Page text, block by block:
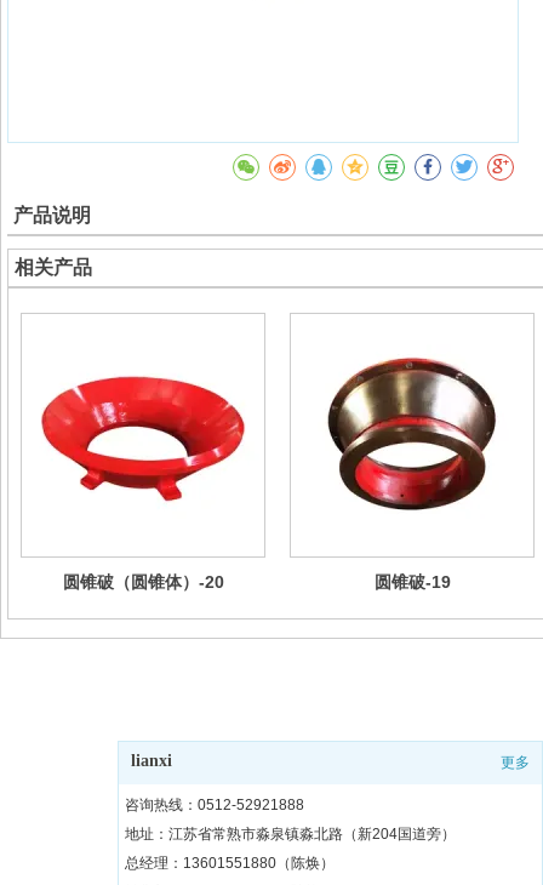
产品说明
相关产品
圆锥破（圆锥体）-20 圆锥破-19
lianxi 更多
咨询热线：0512-52921888
地址：江苏省常熟市淼泉镇淼北路（新204国道旁）
总经理：13601551880（陈焕）